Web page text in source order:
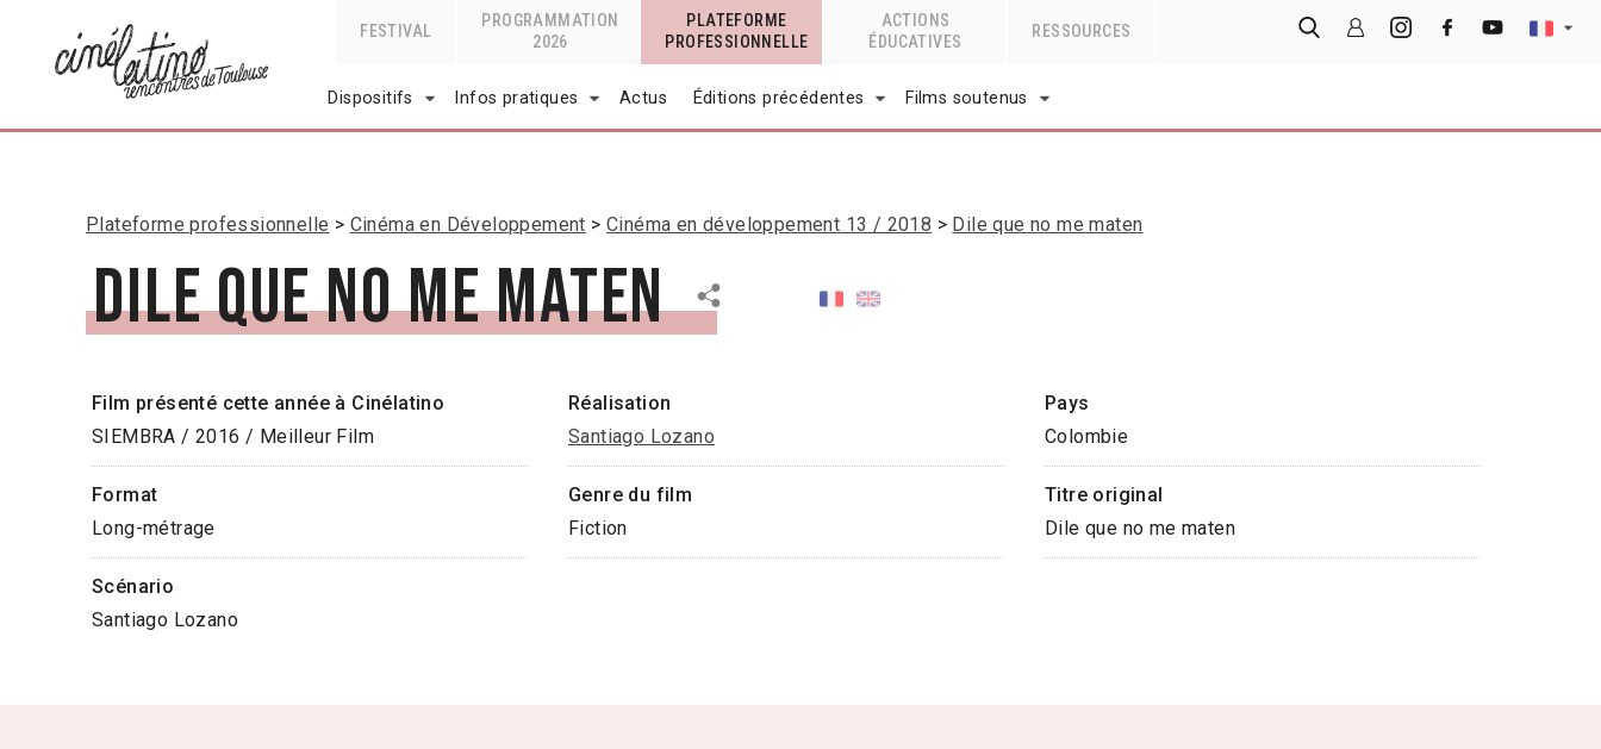
FESTIVAL
PROGRAMMATION
2026
PLATEFORME
PROFESSIONNELLE
ACTIONS
ÉDUCATIVES
RESSOURCES
Dispositifs Infos pratiques Actus Éditions précédentes Films soutenus
Plateforme professionnelle Cinéma en Développement Cinéma en développement 13 / 2018 Dile que no me maten
Dile que no me maten
Film présenté cette année à Cinélatino
SIEMBRA / 2016 / Meilleur Film
Réalisation
Santiago Lozano
Pays
Colombie
Format
Long-métrage
Genre du film
Fiction
Titre original
Dile que no me maten
Scénario
Santiago Lozano